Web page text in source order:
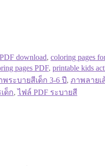
download, coloring pages
pages PDF, printable kids
พระบายสีเด็ก 3-6 ปี, ภาพลายเ
ด็ก,ไฟล์ PDF ระบายสี